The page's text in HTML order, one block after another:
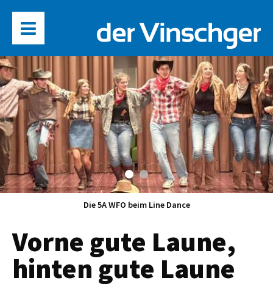
Die 5A WFO beim Line Dance
Vorne gute Laune,
hinten gute Laune